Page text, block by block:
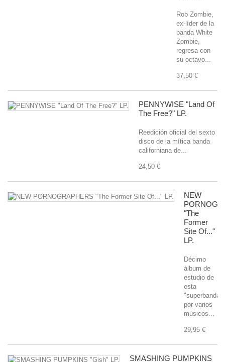
Rob Zombie,
ex-líder de la
banda White
Zombie,
regresa con
su octavo...
37,50 €
PENNYWISE "Land Of
The Free?" LP.
Reedición oficial del sexto
disco de la mítica banda
californiana de...
24,50 €
NEW
"The
Former
Site Of..."
LP.
Décimo
álbum de
estudio de
esta
"superbanda"
por varios
músicos...
29,95 €
SMASHING PUMPKINS